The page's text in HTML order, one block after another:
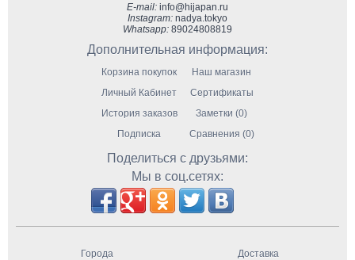
E-mail: info@hijapan.ru
Instagram: nadya.tokyo
Whatsapp: 89024808819
Дополнительная информация:
Корзина покупок
Личный Кабинет
История заказов
Подписка
Наш магазин
Сертификаты
Заметки (0)
Сравнения (0)
Поделиться с друзьями:
Мы в соц.сетях:
Города Доставка